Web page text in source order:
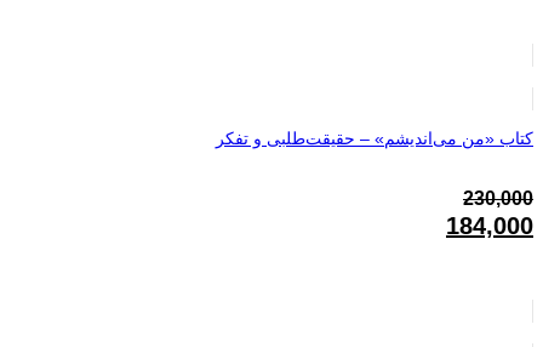
184,000تومان.
کتاب «من می‌اندیشم» – حقیقت‌طلبی و تفکر
230,000
قیمت
اصلی:
184,000
184,000تومان.